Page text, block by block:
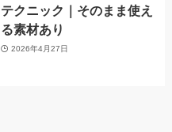
テクニック｜そのまま使え
る素材あり
2026年4月27日